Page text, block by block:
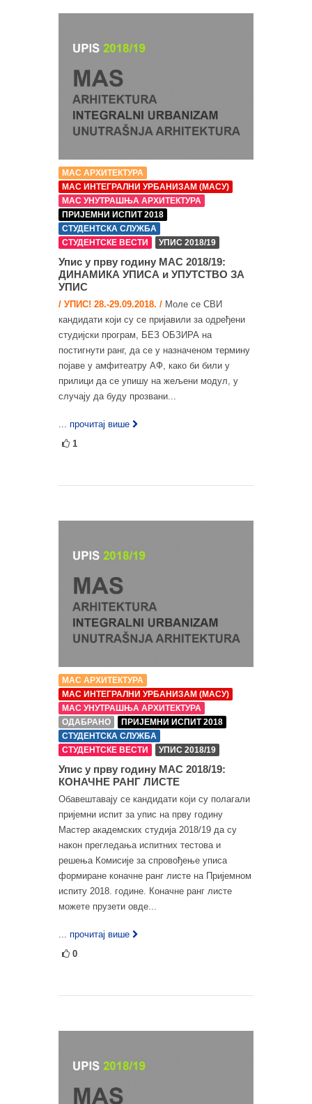
МАС АРХИТЕКТУРА
МАС ИНТЕГРАЛНИ УРБАНИЗАМ (МАСУ)
МАС УНУТРАШЊА АРХИТЕКТУРА
ПРИЈЕМНИ ИСПИТ 2018
СТУДЕНТСКА СЛУЖБА
СТУДЕНТСКЕ ВЕСТИ
УПИС 2018/19
Упис у прву годину МАС 2018/19:
ДИНАМИКА УПИСА и УПУТСТВО ЗА
УПИС
/ УПИС! 28.-29.09.2018. / Моле се СВИ
кандидати који су се пријавили за одређени
студијски програм, БЕЗ ОБЗИРА на
постигнути ранг, да се у назначеном термину
појаве у амфитеатру АФ, како би били у
прилици да се упишу на жељени модул, у
случају да буду прозвани...
... прочитај више
1
МАС АРХИТЕКТУРА
МАС ИНТЕГРАЛНИ УРБАНИЗАМ (МАСУ)
МАС УНУТРАШЊА АРХИТЕКТУРА
ОДАБРАНО
ПРИЈЕМНИ ИСПИТ 2018
СТУДЕНТСКА СЛУЖБА
СТУДЕНТСКЕ ВЕСТИ
УПИС 2018/19
Упис у прву годину МАС 2018/19:
КОНАЧНЕ РАНГ ЛИСТЕ
Обавештавају се кандидати који су полагали
пријемни испит за упис на прву годину
Мастер академских студија 2018/19 да су
након прегледања испитних тестова и
решења Комисије за спровођење уписа
формиране коначне ранг листе на Пријемном
испиту 2018. године. Коначне ранг листе
можете прузети овде...
... прочитај више
0